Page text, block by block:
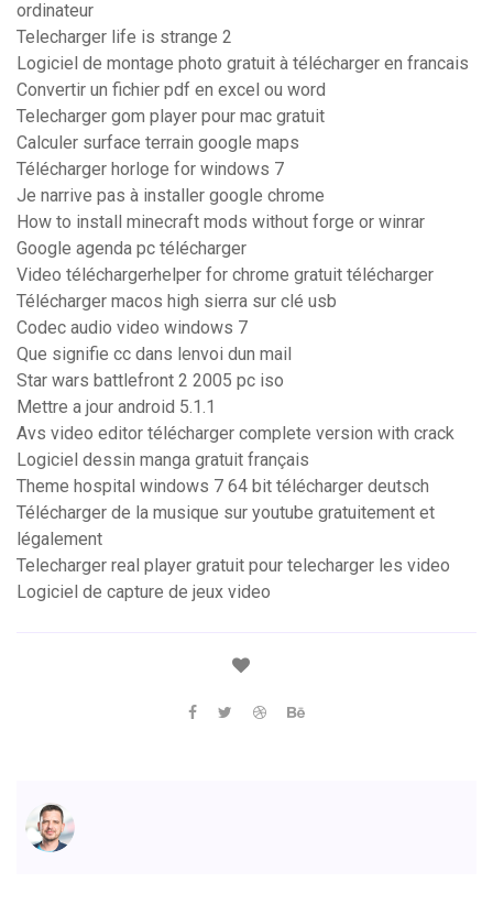
ordinateur
Telecharger life is strange 2
Logiciel de montage photo gratuit à télécharger en francais
Convertir un fichier pdf en excel ou word
Telecharger gom player pour mac gratuit
Calculer surface terrain google maps
Télécharger horloge for windows 7
Je narrive pas à installer google chrome
How to install minecraft mods without forge or winrar
Google agenda pc télécharger
Video téléchargerhelper for chrome gratuit télécharger
Télécharger macos high sierra sur clé usb
Codec audio video windows 7
Que signifie cc dans lenvoi dun mail
Star wars battlefront 2 2005 pc iso
Mettre a jour android 5.1.1
Avs video editor télécharger complete version with crack
Logiciel dessin manga gratuit français
Theme hospital windows 7 64 bit télécharger deutsch
Télécharger de la musique sur youtube gratuitement et
légalement
Telecharger real player gratuit pour telecharger les video
Logiciel de capture de jeux video